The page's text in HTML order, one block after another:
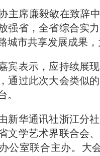
主席廉毅敏在致辞
强省，全省综合实
城市共享发展成果，
宾表示，应持续展
通过此次大会类似
。
新华通讯社浙江分
文学艺术界联合会
公室联合主办。大